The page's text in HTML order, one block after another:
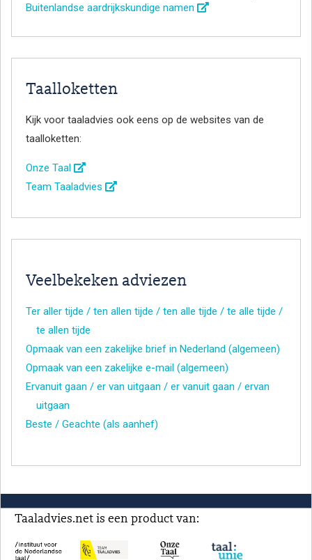
Buitenlandse aardrijkskundige namen
Taalloketten
Kijk voor taaladvies ook eens op de websites van de
taalloketten:
Onze Taal
Team Taaladvies
Veelbekeken adviezen
Ter aller tijde / ten allen tijde / ten alle tijde / te alle tijde /
te allen tijde
Opmaak van een zakelijke brief in Nederland (algemeen)
Opmaak van een zakelijke e-mail (algemeen)
Ervanuit gaan / er van uitgaan / er vanuit gaan / ervan
uitgaan
Beste / Geachte (als aanhef)
Taaladvies.net is een product van: